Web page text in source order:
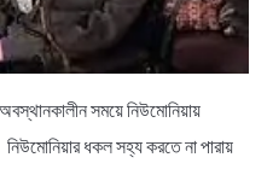
সময়ে নিউমোনিয়ায়
ধকল সহ্য করতে না পারায়